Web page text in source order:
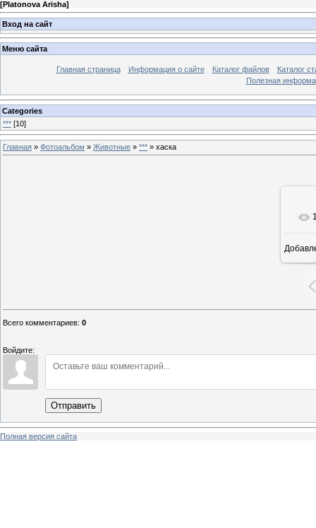
[Platonova Arisha]
Вход на сайт
Меню сайта
Главная страница Информация о сайте Каталог файлов
Каталог
Полезная
Categories
*** [10]
Главная » Фотоальбом » Животные » *** » хаска
Всего комментариев: 0
Войдите:
Отправить
Полная версия сайта